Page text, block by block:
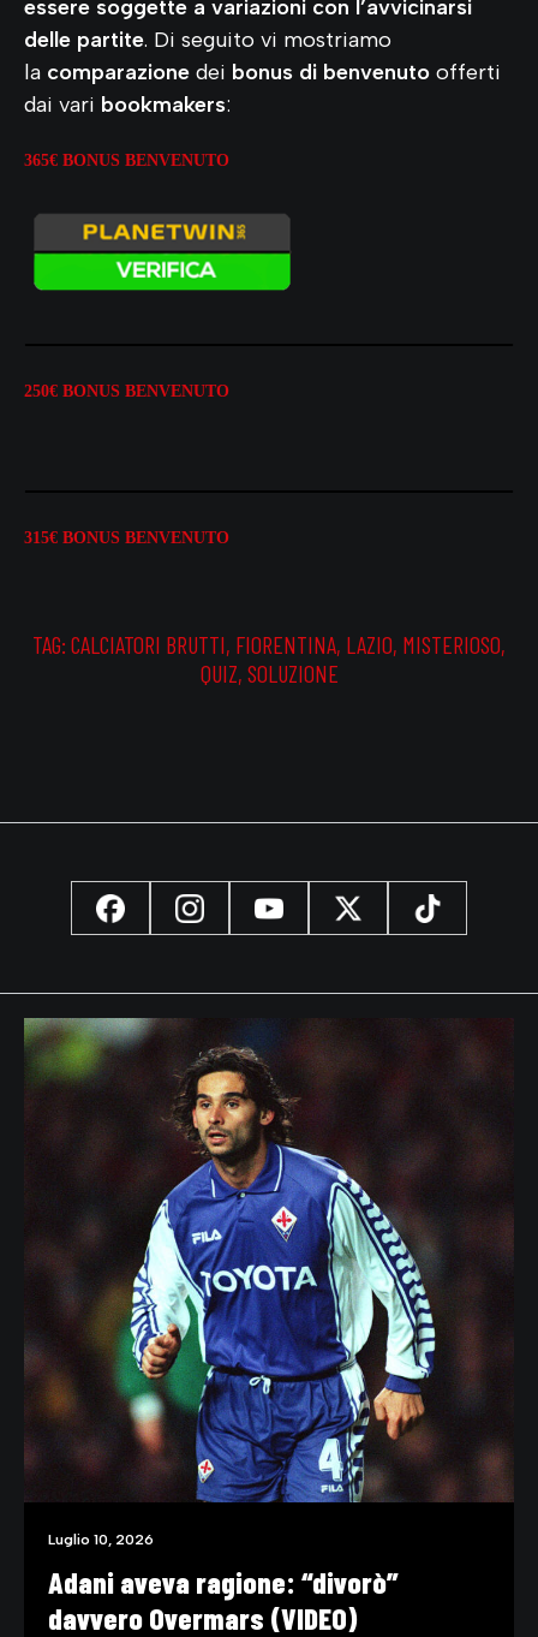
essere soggette a variazioni con l’avvicinarsi
delle partite. Di seguito vi mostriamo
la comparazione dei bonus di benvenuto offerti
dai vari bookmakers:
365€ BONUS BENVENUTO
250€ BONUS BENVENUTO
315€ BONUS BENVENUTO
TAG: CALCIATORI BRUTTI, FIORENTINA, LAZIO, MISTERIOSO,
QUIZ, SOLUZIONE
Luglio 10, 2026
Adani aveva ragione: “divorò”
davvero Overmars (VIDEO)